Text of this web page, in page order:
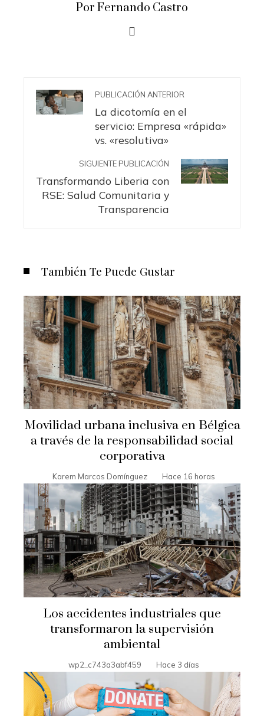
Por Fernando Castro
PUBLICACIÓN ANTERIOR
La dicotomía en el
servicio: Empresa «rápida»
vs. «resolutiva»
SIGUIENTE PUBLICACIÓN
Transformando Liberia con
RSE: Salud Comunitaria y
Transparencia
También Te Puede Gustar
Movilidad urbana inclusiva en Bélgica
a través de la responsabilidad social
corporativa
Karem Marcos Domínguez Hace 16 horas
Los accidentes industriales que
transformaron la supervisión
ambiental
wp2_c743a3abf459 Hace 3 días